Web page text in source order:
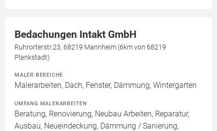
Bedachungen Intakt GmbH
Ruhrorterstr.23, 68219 Mannheim (6km von 68219
Plankstadt)
MALER BEREICHE
Malerarbeiten, Dach, Fenster, Dämmung, Wintergarten
UMFANG MALERARBEITEN
Beratung, Renovierung, Neubau Arbeiten, Reparatur,
Ausbau, Neueindeckung, Dämmung / Sanierung,